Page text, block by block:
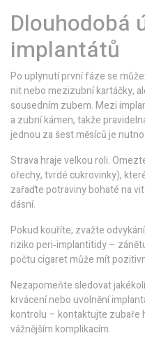
Dlouhodobá
implantátů
Po uplynutí první fáze se
nit nebo mezizubní kartáčky,
sousedním zubem. Mezi
a zubní kámen, takže
jednou za šest měsíců je
Strava hraje velkou roli.
ořechy, tvrdé cukrovinky),
zařaďte potraviny bohaté na
dásní.
Pokud kouříte, zvažte
riziko peri‑implantitidy –
počtu cigaret může mít
Nezapomeňte sledovat
krvácení nebo uvolnění
kontrolu – kontaktujte zubaře
vážnějším komplikacím.